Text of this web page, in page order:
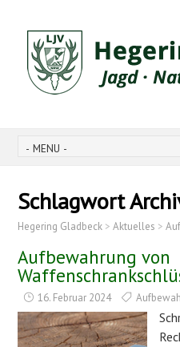
Schlagwort
Hegering Gladbeck >Aktuelles >
Aufbewahrung von
16. Februar 2024